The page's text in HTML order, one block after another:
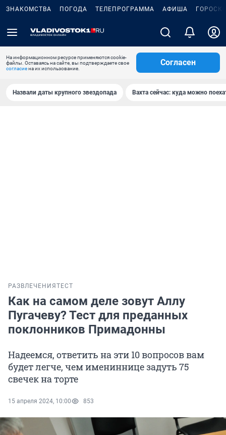
ЗНАКОМСТВА ПОГОДА ТЕЛЕПРОГРАММА АФИША
На информационном ресурсе применяются cookie-
файлы. Оставаясь на сайте, вы подтверждаете свое
согласиена их использование.
Согласен
Назвали даты крупного звездопада Вахта сейчас: куда можно
РАЗВЛЕЧЕНИЯ ТЕСТ
Как на самом деле зовут Аллу
Пугачеву? Тест для преданных
поклонников Примадонны
Надеемся, ответить на эти 10 вопросов вам
будет легче, чем имениннице задуть 75
свечек на торте
15 апреля 2024, 10:00 853